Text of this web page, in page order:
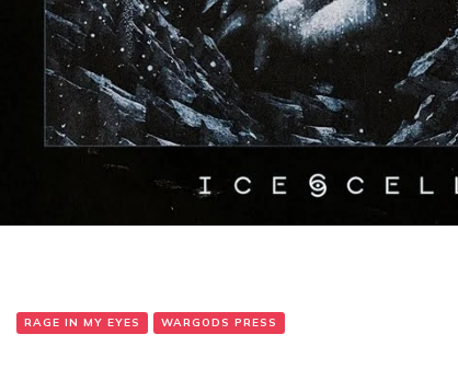
RAGE IN MY EYES WARGODS PRESS